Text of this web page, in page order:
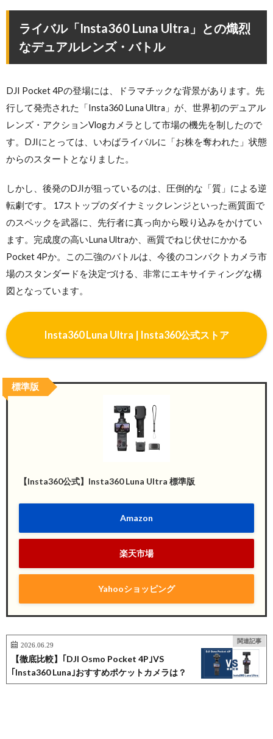
ライバル「Insta360 Luna Ultra」との熾烈
なデュアルレンズ・バトル
DJI Pocket 4Pの登場には、ドラマチックな背景があります。先
行して発売された「Insta360 Luna Ultra」が、世界初のデュアル
レンズ・アクションVlogカメラとして市場の機先を制したので
す。DJIにとっては、いわばライバルに「お株を奪われた」状態
からのスタートとなりました。
しかし、後発のDJIが狙っているのは、圧倒的な「質」による逆
転劇です。 17ストップのダイナミックレンジといった画質面で
のスペックを武器に、先行者に真っ向から殴り込みをかけてい
ます。完成度の高いLuna Ultraか、画質でねじ伏せにかかる
Pocket 4Pか。この二強のバトルは、今後のコンパクトカメラ市
場のスタンダードを決定づける、非常にエキサイティングな構
図となっています。
Insta360 Luna Ultra | Insta360公式ストア
【Insta360公式】Insta360 Luna Ultra 標準版
Amazon
楽天市場
Yahooショッピング
標準版
関連記事
2026.06.29
【徹底比較】｢DJI Osmo Pocket 4P｣VS
｢Insta360 Luna｣おすすめポケットカメラは？